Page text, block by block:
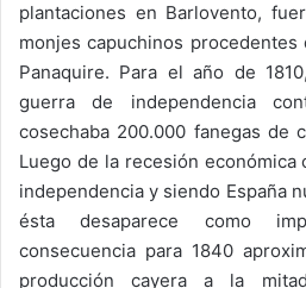
plantaciones en Barlovento,
monjes capuchinos
Panaquire. Para el año de
guerra de independencia
cosechaba 200.000 fanegas de
Luego de la recesión económica
independencia y siendo España
ésta desaparece como
consecuencia para 1840
producción cayera a la